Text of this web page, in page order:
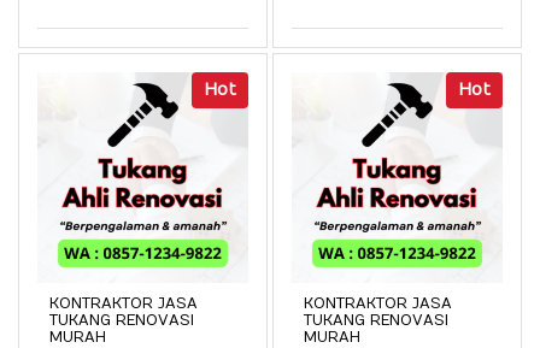
Hot
KONTRAKTOR JASA
TUKANG RENOVASI
MURAH
Hot
KONTRAKTOR JASA
TUKANG RENOVASI
MURAH